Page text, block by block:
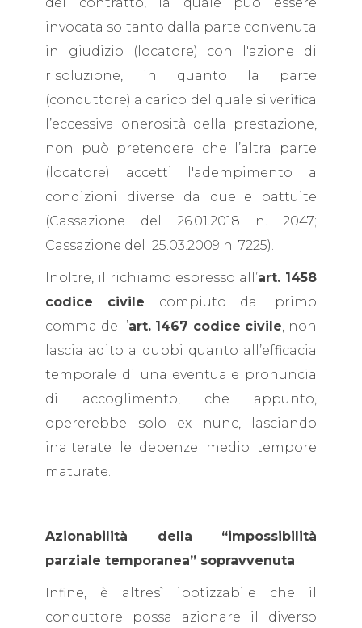
invocata soltanto dalla parte convenuta
in giudizio (locatore) con l'azione di
risoluzione, in quanto la parte
(conduttore) a carico del quale si verifica
l’eccessiva onerosità della prestazione,
non può pretendere che l’altra parte
(locatore) accetti l'adempimento a
condizioni diverse da quelle pattuite
(Cassazione del 26.01.2018 n. 2047;
Cassazione del 25.03.2009 n. 7225).
Inoltre, il richiamo espresso all’art. 1458
codice civile compiuto dal primo
comma dell’art. 1467 codice civile , non
lascia adito a dubbi quanto all’efficacia
temporale di una eventuale pronuncia
di accoglimento, che appunto,
opererebbe solo ex nunc, lasciando
inalterate le debenze medio tempore
maturate.
Azionabilità della “impossibilità
parziale temporanea” sopravvenuta
Infine, è altresì ipotizzabile che il
conduttore possa azionare il diverso